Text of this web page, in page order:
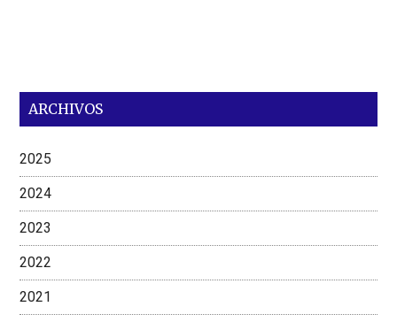
ARCHIVOS
2025
2024
2023
2022
2021